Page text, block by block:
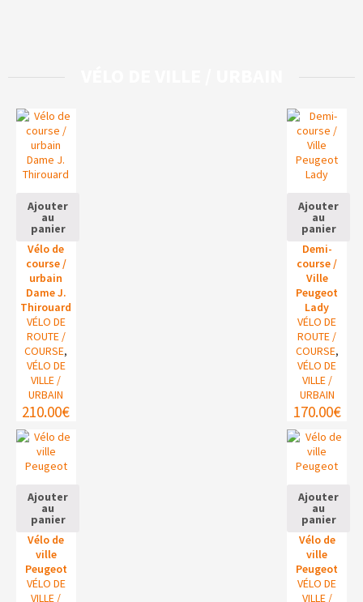
Ajouter
au
panier
Vélo de
course /
urbain
Dame J.
Thirouard
VÉLO DE
ROUTE /
COURSE,
VÉLO DE
VILLE /
URBAIN
210.00€
Ajouter
au
panier
Demi-
course /
Ville
Peugeot
Lady
VÉLO DE
ROUTE /
COURSE,
VÉLO DE
VILLE /
URBAIN
170.00€
Ajouter
au
panier
Vélo de
ville
Peugeot
VÉLO DE
VILLE /
Ajouter
au
panier
Vélo de
ville
Peugeot
VÉLO DE
VILLE /